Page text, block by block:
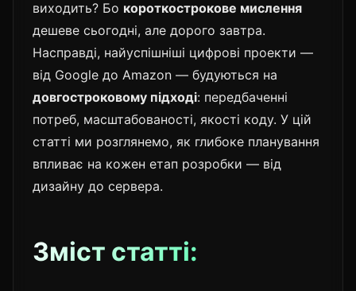
виходить? Бо короткострокове мислення
дешеве сьогодні, але дорого завтра.
Насправді, найуспішніші цифрові проекти —
від Google до Amazon — будуються на
довгостроковому підході: передбаченні
потреб, масштабованості, якості коду. У цій
статті ми розглянемо, як глибоке планування
впливає на кожен етап розробки — від
дизайну до сервера.
Зміст статті: